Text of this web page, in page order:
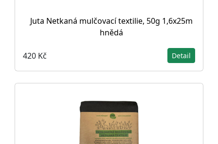
Juta Netkaná mulčovací textilie, 50g 1,6x25m
hnědá
420 Kč Detail